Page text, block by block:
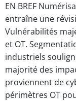
EN BREF
entraîne une
Vulnérabilités
et OT.
industriels
majorité des
proviennent de
périmètres OT